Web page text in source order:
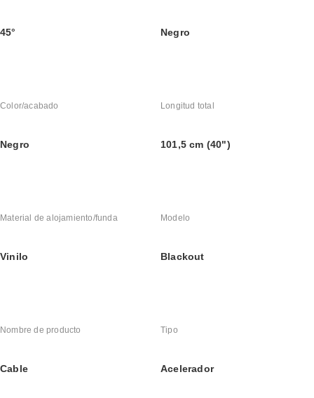
45° Negro
Color/acabado
Negro
Longitud total
101,5 cm (40")
Material de alojamiento/funda
Vinilo
Modelo
Blackout
Nombre de producto
Cable
Tipo
Acelerador